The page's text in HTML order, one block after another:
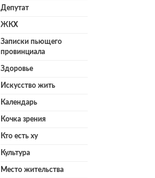
Депутат
ЖКХ
Записки пьющего
провинциала
Здоровье
Искусство жить
Календарь
Кочка зрения
Кто есть ху
Культура
Место жительства